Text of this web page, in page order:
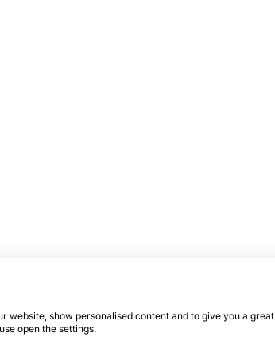
website, show personalised content and to give you a great
open the settings.